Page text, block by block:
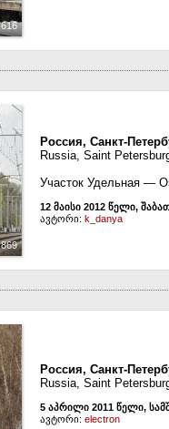
616
869
Россия, Санкт-
Russia, Saint
Участок Удельная —
12 მაისი 2012 წელი,
ავტორი: k_danya
Россия, Санкт-
Russia, Saint
5 აპრილი 2011 წელი,
ავტორი: electron